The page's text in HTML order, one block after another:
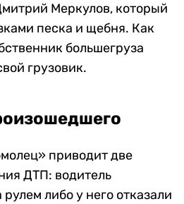
Меркулов, который
песка и щебня. Как
большегруза
грузовик.
приводит две
ДТП: водитель
рулем либо у него отказали